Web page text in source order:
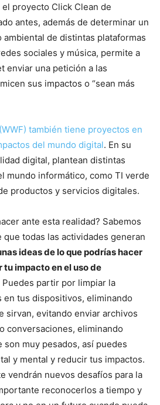
proyecto Click Clean de
antes, además de determinar un
ambiental de distintas plataformas
sociales y música, permite a
enviar una petición a las
sus impactos o “sean más
también tiene proyectos en
del mundo digital. En su
digital, plantean distintas
mundo informático, como TI verde
productos y servicios digitales.
ante esta realidad? Sabemos
todas las actividades generan
ideas de lo que podrías hacer
impacto en el uso de
Puedes partir por limpiar la
en tus dispositivos, eliminando
sirvan, evitando enviar archivos
conversaciones, eliminando
muy pesados, así puedes
y mental y reducir tus impactos.
vendrán nuevos desafíos para la
reconocerlos a tiempo y